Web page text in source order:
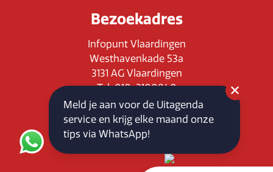
Bezoekadres
Infopunt Vlaardingen
Westhavenkade 53a
3131 AG Vlaardingen
Tel: 010-3100840
E-mail: info@vlaardingenpartners.nl
KvK: 71555544
BTW : NL858760939B01
Meld je aan voor de Uitagenda
service en krijg elke maand onze
tips via WhatsApp!